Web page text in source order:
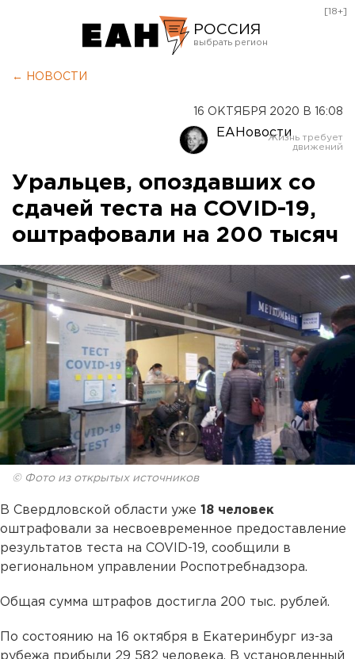
РОССИЯ
Оренбург
[18+]
← НОВОСТИ
16 ОКТЯБРЯ 2020 В 16:08
ЕАНовости
Уральцев, опоздавших со
сдачей теста на COVID-19,
оштрафовали на 200 тысяч
© Фото из открытых источников
В Свердловской области уже 18 человек
оштрафовали за несвоевременное предоставление
результатов теста на COVID-19, сообщили в
региональном управлении Роспотребнадзора.
Общая сумма штрафов достигла 200 тыс. рублей.
По состоянию на 16 октября в Екатеринбург из-за
рубежа прибыли 29 582 человека. В установленный